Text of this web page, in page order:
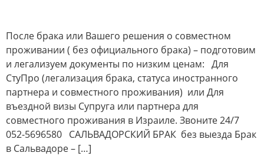
После брака или Вашего решения о совместном
проживании ( без официального брака) – подготовим
и легализуем документы по низким ценам: Для
СтуПро (легализация брака, статуса иностранного
партнера и совместного проживания) или Для
въездной визы Супруга или партнера для
совместного проживания в Израиле. Звоните 24/7
052-5696580 САЛЬВАДОРСКИЙ БРАК без выезда Брак
в Сальвадоре – […]